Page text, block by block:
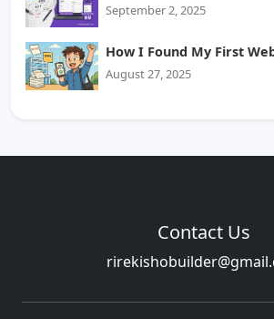
September 2, 2025
How I Found My First
August 27, 2025
Contact Us